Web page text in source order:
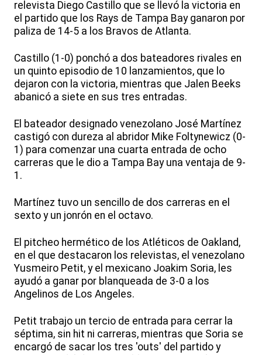
relevista Diego Castillo que se llevó la victoria en
el partido que los Rays de Tampa Bay ganaron por
paliza de 14-5 a los Bravos de Atlanta.
Castillo (1-0) ponchó a dos bateadores rivales en
un quinto episodio de 10 lanzamientos, que lo
dejaron con la victoria, mientras que Jalen Beeks
abanicó a siete en sus tres entradas.
El bateador designado venezolano José Martínez
castigó con dureza al abridor Mike Foltynewicz (0-
1) para comenzar una cuarta entrada de ocho
carreras que le dio a Tampa Bay una ventaja de 9-
1.
Martínez tuvo un sencillo de dos carreras en el
sexto y un jonrón en el octavo.
El pitcheo hermético de los Atléticos de Oakland,
en el que destacaron los relevistas, el venezolano
Yusmeiro Petit, y el mexicano Joakim Soria, les
ayudó a ganar por blanqueada de 3-0 a los
Angelinos de Los Angeles.
Petit trabajo un tercio de entrada para cerrar la
séptima, sin hit ni carreras, mientras que Soria se
encargó de sacar los tres 'outs' del partido y